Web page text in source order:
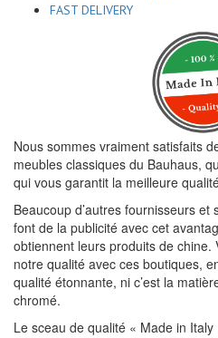
FAST DELIVERY
Nous sommes vraiment satisfaits
meubles classiques du Bauhaus,
qui vous garantit la meilleure
Beaucoup d’autres fournisseurs
font de la publicité avec cet
obtiennent leurs produits de
notre qualité avec ces boutiques,
qualité étonnante, ni c’est la
chromé.
Le sceau de qualité « Made in